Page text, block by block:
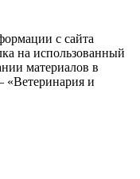
с сайта
на использованный
материалов в
и